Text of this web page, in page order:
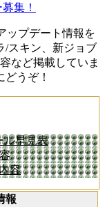
集！
ップデート情報を
/スキン、新ジョブ
など掲載していま
うぞ！
ル早見表
容
報